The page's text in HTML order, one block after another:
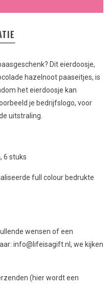
Dit eierdoosje,
hazelnoot paaseitjes, is
het eierdoosje kan
je bedrijfslogo, voor
uitstraling.
6 stuks
full colour bedrukte
wensen of een
info@lifeisagift.nl , we kijken
(hier wordt een